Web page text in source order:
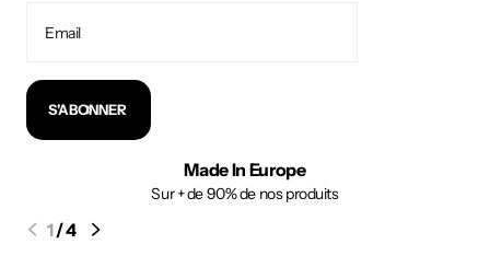
S'ABONNER
Made In Europe
Sur + de 90% de nos produits
1/4